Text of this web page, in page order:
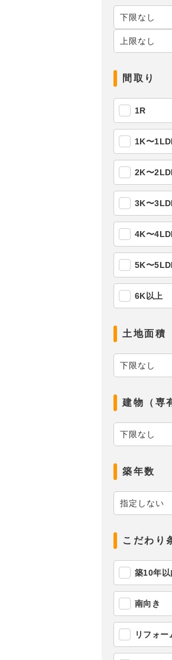
間取り
1R
1K〜
2K〜
3K〜
4K〜
5K〜
6K以上
土地面積
建物（専
築年数
こだわり
築10年以
南向き
リフォー